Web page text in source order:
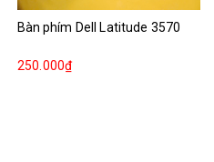
Bàn phím Dell Latitude 3570
250.000₫